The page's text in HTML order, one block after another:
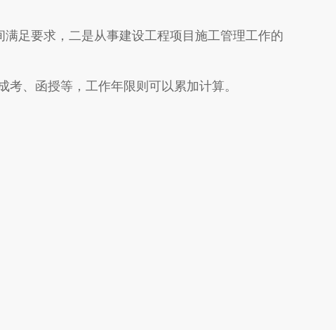
足要求，二是从事建设工程项目施工管理工作的
、函授等，工作年限则可以累加计算。